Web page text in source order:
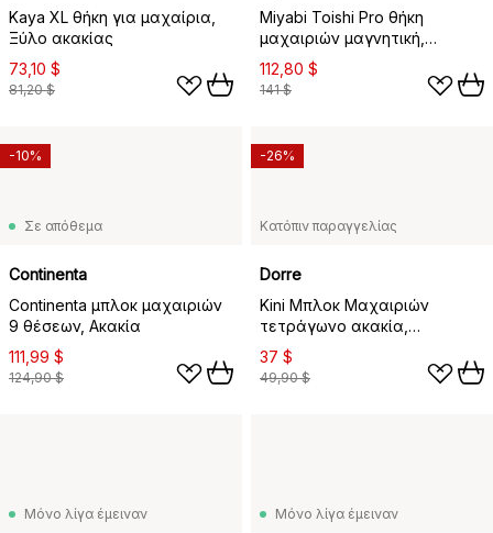
Kaya XL θήκη για μαχαίρια,
Ξύλο ακακίας
73,10 $
81,20 $
Miyabi Toishi Pro θήκη
μαχαιριών μαγνητική,
Μπαμπού
112,80 $
141 $
Σε απόθεμα
Continenta
Continenta μπλοκ μαχαιριών
9 θέσεων, Ακακία
111,99 $
124,90 $
-10%
Κατόπιν παραγγελίας
Dorre
Kini Μπλοκ Μαχαιριών
τετράγωνο ακακία,
23,5x10,7x10,7 εκ.
37 $
49,90 $
-26%
Μόνο λίγα έμειναν Μόνο λίγα έμειναν